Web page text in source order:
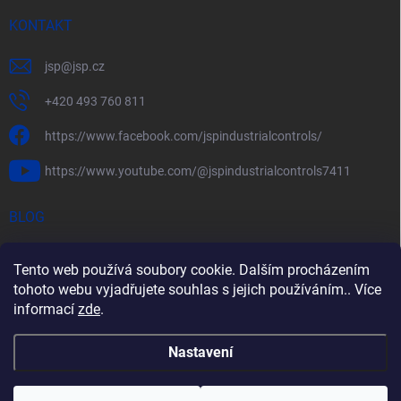
Tento web používá soubory cookie. Dalším procházením
tohoto webu vyjadřujete souhlas s jejich používáním.. Více
informací zde.
Nastavení
KONTAKT
jsp@jsp.cz
+420 493 760 811
https://www.facebook.com/jspindustrialcontrols/
https://www.youtube.com/@jspindustrialcontrols7411
BLOG
Stručný průvodce prostředím s nebezpečím výbuchu
HART – Chytré využití stávající kabeláže